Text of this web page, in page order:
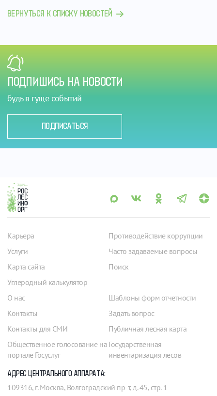
ВЕРНУТЬСЯ К СПИСКУ НОВОСТЕЙ
ПОДПИШИСЬ НА НОВОСТИ
будь в гуще событий
ПОДПИСАТЬСЯ
Карьера
Услуги
Карта сайта
Углеродный калькулятор
Противодействие коррупции
Часто задаваемые вопросы
Поиск
О нас
Контакты
Контакты для СМИ
Общественное голосование на
портале Госуслуг
Шаблоны форм отчетности
Задать вопрос
Публичная лесная карта
Государственная
инвентаризация лесов
АДРЕС ЦЕНТРАЛЬНОГО АППАРАТА:
109316, г. Москва, Волгоградский пр-т, д. 45, стр. 1